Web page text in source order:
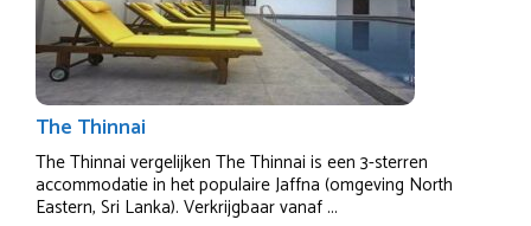
The Thinnai
The Thinnai vergelijken The Thinnai is een 3-sterren
accommodatie in het populaire Jaffna (omgeving North
Eastern, Sri Lanka). Verkrijgbaar vanaf ...